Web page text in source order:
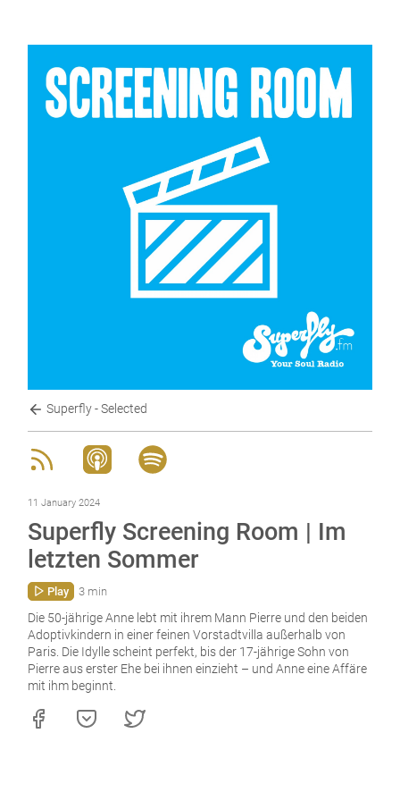
Superfly - Selected
11 January 2024
Superfly Screening Room | Im
letzten Sommer
Play 3 min
Die 50-jährige Anne lebt mit ihrem Mann Pierre und den beiden
Adoptivkindern in einer feinen Vorstadtvilla außerhalb von
Paris. Die Idylle scheint perfekt, bis der 17-jährige Sohn von
Pierre aus erster Ehe bei ihnen einzieht – und Anne eine Affäre
mit ihm beginnt.